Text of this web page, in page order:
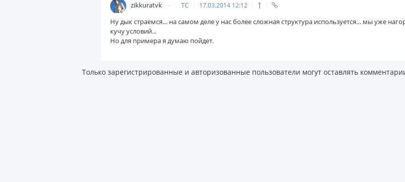
zikkuratvk ТС 17.03.2014 12:12
Ну дык страемся… на самом деле у нас более сложная структура используется… мы уже
кучу условий...
Но для примера я думаю пойдет.
Только зарегистрированные и авторизованные пользователи могут оставлять